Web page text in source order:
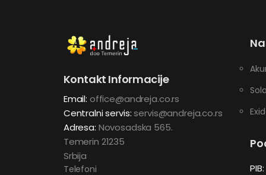
Kontakt Informacije
Email: office@andreja.co.rs
Centralni servis: servis@andreja.co.rs
Adresa: Novosadska 565.
Temerin 21235
Srbija
Telefoni PIB: